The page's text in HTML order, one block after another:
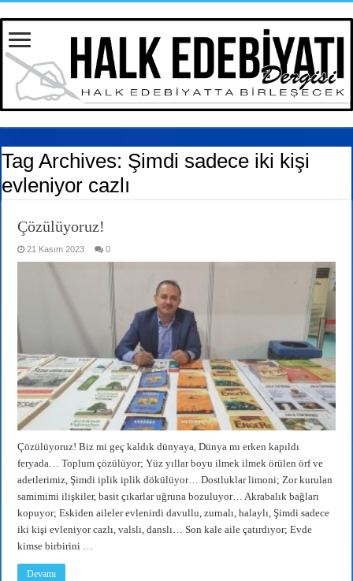
Tag Archives: Şimdi sadece iki kişi
evleniyor cazlı
Çözülüyoruz!
21 Kasım 2023 0
Çözülüyoruz! Biz mi geç kaldık dünyaya, Dünya mı erken kapıldı
feryada… Toplum çözülüyor; Yüz yıllar boyu ilmek ilmek örülen örf ve
adetlerimiz, Şimdi iplik iplik dökülüyor… Dostluklar limoni; Zor kurulan
samimimi ilişkiler, basit çıkarlar uğruna bozuluyor… Akrabalık bağları
kopuyor; Eskiden aileler evlenirdi davullu, zurnalı, halaylı, Şimdi sadece
iki kişi evleniyor cazlı, valslı, danslı… Son kale aile çatırdıyor; Evde
kimse birbirini …
Devamı